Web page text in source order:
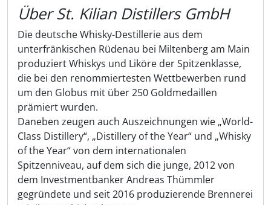
Über St. Kilian Distillers GmbH
Die deutsche Whisky-Destillerie aus dem
unterfränkischen Rüdenau bei Miltenberg am Main
produziert Whiskys und Liköre der Spitzenklasse,
die bei den renommiertesten Wettbewerben rund
um den Globus mit über 250 Goldmedaillen
prämiert wurden.
Daneben zeugen auch Auszeichnungen wie „World-
Class Distillery“, „Distillery of the Year“ und „Whisky
of the Year“ von dem internationalen
Spitzenniveau, auf dem sich die junge, 2012 von
dem Investmentbanker Andreas Thümmler
gegründete und seit 2016 produzierende Brennerei